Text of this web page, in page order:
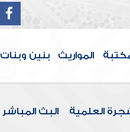
المواريث بنين وبنات
العلمية البث المباشر